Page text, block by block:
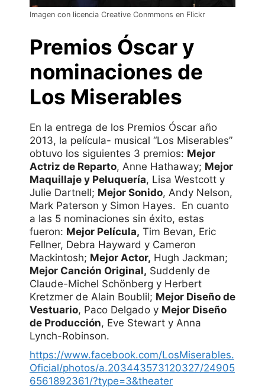
Imagen con licencia Creative Conmmons en Flickr
Premios Óscar y
nominaciones de
Los Miserables
En la entrega de los Premios Óscar año
2013, la película- musical “Los Miserables”
obtuvo los siguientes 3 premios: Mejor
Actriz de Reparto, Anne Hathaway; Mejor
Maquillaje y Peluquería, Lisa Westcott y
Julie Dartnell; Mejor Sonido, Andy Nelson,
Mark Paterson y Simon Hayes. En cuanto
a las 5 nominaciones sin éxito, estas
fueron: Mejor Película, Tim Bevan, Eric
Fellner, Debra Hayward y Cameron
Mackintosh; Mejor Actor, Hugh Jackman;
Mejor Canción Original, Suddenly de
Claude-Michel Schönberg y Herbert
Kretzmer de Alain Boublil; Mejor Diseño de
Vestuario, Paco Delgado y Mejor Diseño
de Producción, Eve Stewart y Anna
Lynch-Robinson.
https://www.facebook.com/LosMiserables.
Oficial/photos/a.203443573120327/24905
6561892361/?type=3&theater